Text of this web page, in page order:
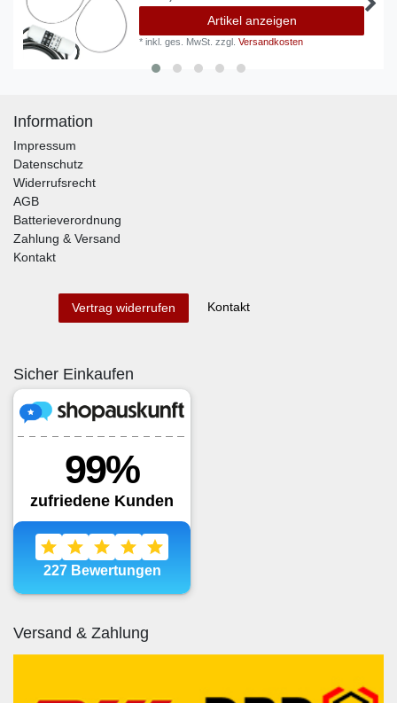
Artikel anzeigen
*inkl. ges. MwSt. zzgl.Versandkosten
Information
Impressum
Datenschutz
Widerrufsrecht
AGB
Batterieverordnung
Zahlung & Versand
Kontakt
Vertrag widerrufen Kontakt
Sicher Einkaufen
Versand & Zahlung